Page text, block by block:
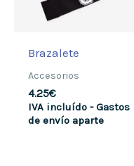
Brazalete
Accesorios
4.25€
IVA incluído - Gastos
de envío aparte